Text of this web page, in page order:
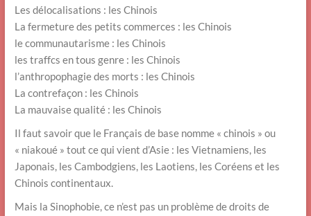
Les délocalisations : les Chinois
La fermeture des petits commerces : les Chinois
le communautarisme : les Chinois
les traffcs en tous genre : les Chinois
l’anthropophagie des morts : les Chinois
La contrefaçon : les Chinois
La mauvaise qualité : les Chinois
Il faut savoir que le Français de base nomme « chinois » ou
« niakoué » tout ce qui vient d’Asie : les Vietnamiens, les
Japonais, les Cambodgiens, les Laotiens, les Coréens et les
Chinois continentaux.
Mais la Sinophobie, ce n’est pas un problème de droits de